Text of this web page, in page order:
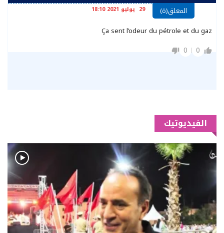
المعلق(ة) 29 يوليو 2021 18:10
Ça sent l’odeur du pétrole et du gaz
0
0
الفيديوتيك